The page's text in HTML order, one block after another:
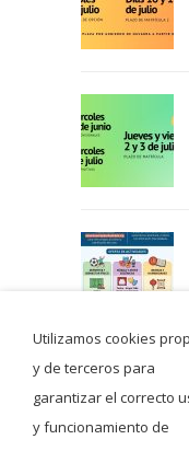
Utilizamos cookies
y de terceros para
garantizar el correcto
y funcionamiento de